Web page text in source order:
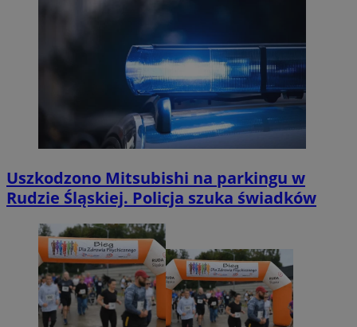
Uszkodzono Mitsubishi na parkingu w
Rudzie Śląskiej. Policja szuka świadków